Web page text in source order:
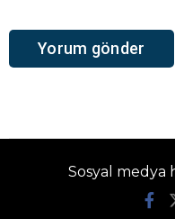
Sosyal medya